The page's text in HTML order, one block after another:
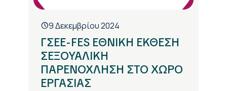
9 Δεκεμβρίου 2024
ΓΣΕΕ-FES ΕΘΝΙΚΗ ΕΚΘΕΣΗ
ΣΕΞΟΥΑΛΙΚΗ
ΠΑΡΕΝΟΧΛΗΣΗ ΣΤΟ ΧΩΡΟ
ΕΡΓΑΣΙΑΣ